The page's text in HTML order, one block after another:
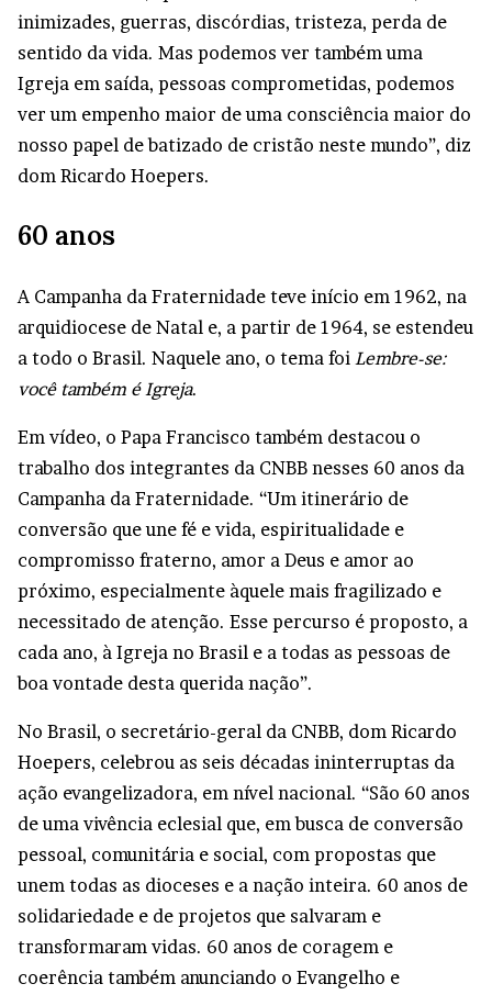
inimizades, guerras, discórdias, tristeza, perda de
sentido da vida. Mas podemos ver também uma
Igreja em saída, pessoas comprometidas, podemos
ver um empenho maior de uma consciência maior do
nosso papel de batizado de cristão neste mundo”, diz
dom Ricardo Hoepers.
60 anos
A Campanha da Fraternidade teve início em 1962, na
arquidiocese de Natal e, a partir de 1964, se estendeu
a todo o Brasil. Naquele ano, o tema foi Lembre-se:
você também é Igreja.
Em vídeo, o Papa Francisco também destacou o
trabalho dos integrantes da CNBB nesses 60 anos da
Campanha da Fraternidade. “Um itinerário de
conversão que une fé e vida, espiritualidade e
compromisso fraterno, amor a Deus e amor ao
próximo, especialmente àquele mais fragilizado e
necessitado de atenção. Esse percurso é proposto, a
cada ano, à Igreja no Brasil e a todas as pessoas de
boa vontade desta querida nação”.
No Brasil, o secretário-geral da CNBB, dom Ricardo
Hoepers, celebrou as seis décadas ininterruptas da
ação evangelizadora, em nível nacional. “São 60 anos
de uma vivência eclesial que, em busca de conversão
pessoal, comunitária e social, com propostas que
unem todas as dioceses e a nação inteira. 60 anos de
solidariedade e de projetos que salvaram e
transformaram vidas. 60 anos de coragem e
coerência também anunciando o Evangelho e